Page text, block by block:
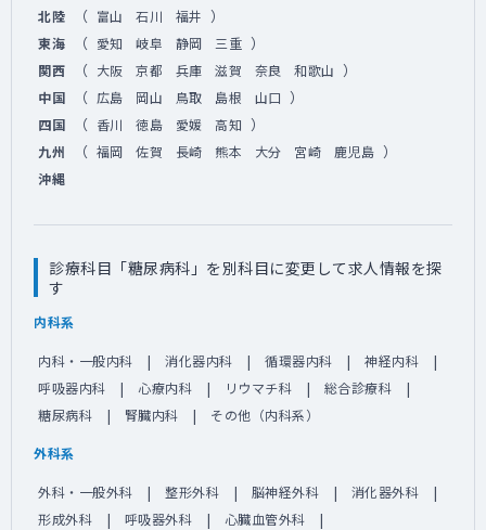
北陸 （ 富山 石川 福井 ）
東海 （ 愛知 岐阜 静岡 三重 ）
関西 （ 大阪 京都 兵庫 滋賀 奈良 和歌山 ）
中国 （ 広島 岡山 鳥取 島根 山口 ）
四国 （ 香川 徳島 愛媛 高知 ）
九州 （ 福岡 佐賀 長崎 熊本 大分 宮崎 鹿児島 ）
沖縄
診療科目「糖尿病科」を別科目に変更して求人情報を探
す
内科系
内科・一般内科 消化器内科 循環器内科
神経内科
呼吸器内科
心療内科 リウマチ科
総合診療科
糖尿病科
腎臓内科 その他（内科系）
外科系
外科・一般外科 整形外科 脳神経外科
消化器外科
形成外科
呼吸器外科
心臓血管外科